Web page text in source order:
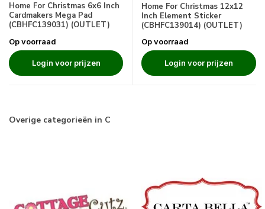
Home For Christmas 6x6 Inch
Cardmakers Mega Pad
(CBHFC139031) (OUTLET)
Op voorraad
Login voor prijzen
Home For Christmas 12x12
Inch Element Sticker
(CBHFC139014) (OUTLET)
Op voorraad
Login voor prijzen
Overige categorieën in C